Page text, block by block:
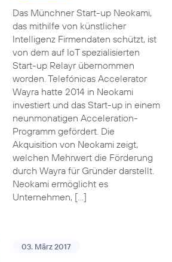
Das Münchner Start-up Neokami,
das mithilfe von künstlicher
Intelligenz Firmendaten schützt, ist
von dem auf IoT spezialisierten
Start-up Relayr übernommen
worden. Telefónicas Accelerator
Wayra hatte 2014 in Neokami
investiert und das Start-up in einem
neunmonatigen Acceleration-
Programm gefördert. Die
Akquisition von Neokami zeigt,
welchen Mehrwert die Förderung
durch Wayra für Gründer darstellt.
Neokami ermöglicht es
Unternehmen, […]
03. März 2017